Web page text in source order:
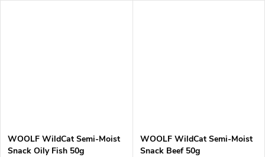
WOOLF WildCat Semi-Moist
Snack Oily Fish 50g
WOOLF WildCat Semi-Moist
Snack Beef 50g